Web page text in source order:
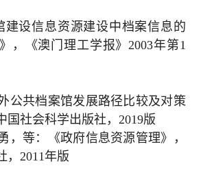
建设信息资源建设中档案信息的
，《澳门理工学报》 2003年第1
公共档案馆发展路径比较及对策
国社会科学出版社， 2019版
，等：《政府信息资源管理》，
2011年版